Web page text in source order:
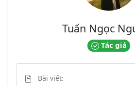
Tuấn Ngọc
Tác giả
Bài viết: